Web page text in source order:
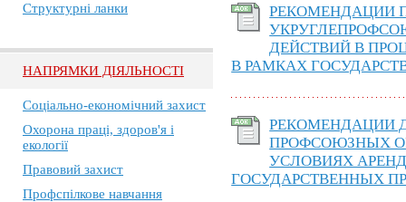
Структурні ланки
НАПРЯМКИ ДІЯЛЬНОСТІ
Соціально-економічний захист
Охорона праці, здоров'я і
екології
Правовий захист
Профспілкове навчання
РЕКОМЕНДАЦИИ
ДЕЙСТВИЙ В
В РАМКАХ
РЕКОМЕНДАЦИИ
ПРОФСОЮЗНЫХ
УСЛОВИЯХ
ГОСУДАРСТВЕННЫХ